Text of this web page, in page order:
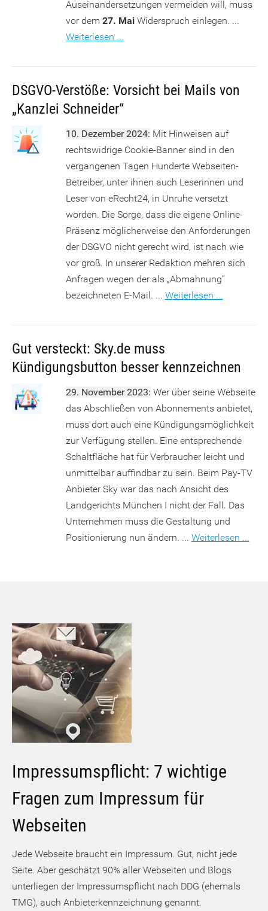
Auseinandersetzungen vermeiden will, muss
vor dem 27. MaiWiderspruch einlegen. ...
Weiterlesen ...
DSGVO-Verstöße: Vorsicht bei Mails von
„Kanzlei Schneider“
10. Dezember 2024: Mit Hinweisen auf
rechtswidrige Cookie-Banner sind in den
vergangenen Tagen Hunderte Webseiten-
Betreiber, unter ihnen auch Leserinnen und
Leser von eRecht24, in Unruhe versetzt
worden. Die Sorge, dass die eigene Online-
Präsenz möglicherweise den Anforderungen
der DSGVO nicht gerecht wird, ist nach wie
vor groß. In unserer Redaktion mehren sich
Anfragen wegen der als „Abmahnung“
bezeichneten E-Mail. ... Weiterlesen ...
Gut versteckt: Sky.de muss
Kündigungsbutton besser kennzeichnen
29. November 2023: Wer über seine Webseite
das Abschließen von Abonnements anbietet,
muss dort auch eine Kündigungsmöglichkeit
zur Verfügung stellen. Eine entsprechende
Schaltfläche hat für Verbraucher leicht und
unmittelbar auffindbar zu sein. Beim Pay-TV
Anbieter Sky war das nach Ansicht des
Landgerichts München I nicht der Fall. Das
Unternehmen muss die Gestaltung und
Positionierung nun ändern. ... Weiterlesen ...
Impressumspflicht: 7 wichtige
Fragen zum Impressum für
Webseiten
Jede Webseite braucht ein Impressum. Gut, nicht jede
Seite. Aber geschätzt 90% aller Webseiten und Blogs
unterliegen der Impressumspflicht nach DDG (ehemals
TMG), auch Anbieterkennzeichnung genannt.